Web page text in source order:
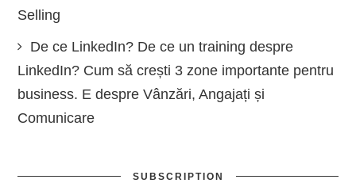
Selling
De ce LinkedIn? De ce un training despre
LinkedIn? Cum să crești 3 zone importante pentru
business. E despre Vânzări, Angajați și
Comunicare
SUBSCRIPTION